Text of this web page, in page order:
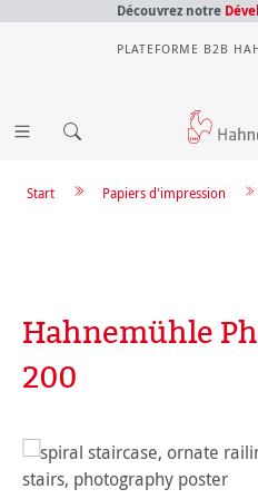
Découvrez notre
PLATEFORME B2B
Papiers d'impression
Start
Hahnemühle
200
Ignorer la galerie d'images